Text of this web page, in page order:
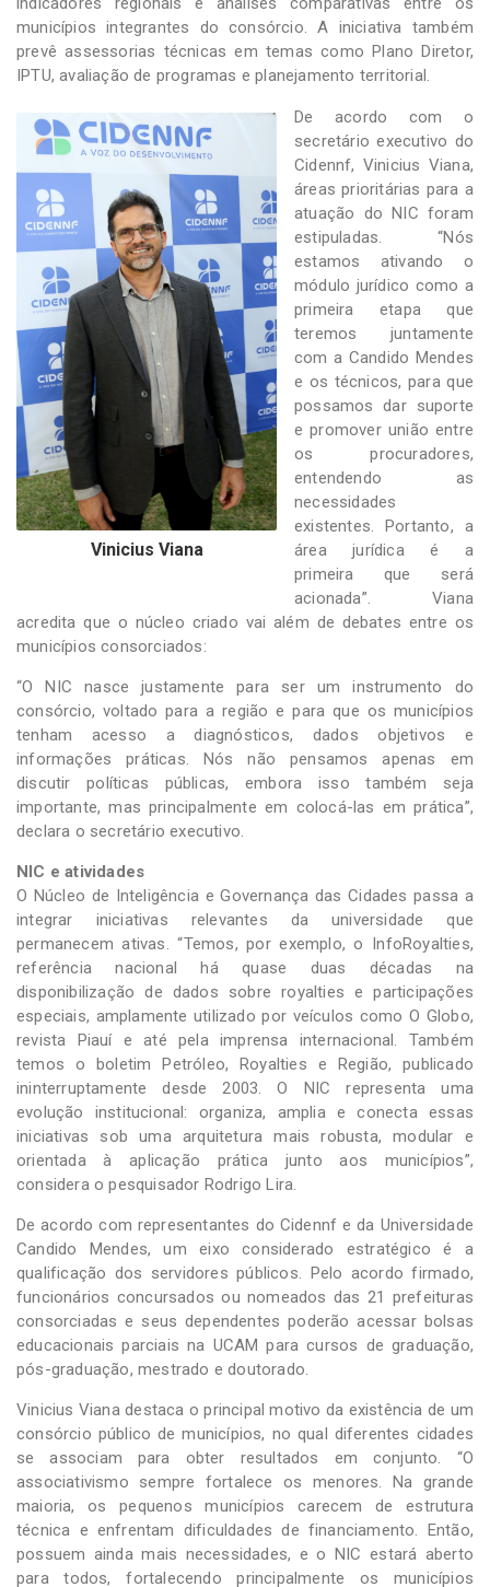
municípios integrantes do consórcio. A iniciativa também
prevê assessorias técnicas em temas como Plano Diretor,
IPTU, avaliação de programas e planejamento territorial.
Vinicius Viana
De acordo com o
secretário executivo do
Cidennf, Vinicius Viana,
áreas prioritárias para a
atuação do NIC foram
estipuladas. “Nós
estamos ativando o
módulo jurídico como a
primeira etapa que
teremos juntamente
com a Candido Mendes
e os técnicos, para que
possamos dar suporte
e promover união entre
os procuradores,
entendendo as
necessidades
existentes. Portanto, a
área jurídica é a
primeira que será
acionada”. Viana
acredita que o núcleo criado vai além de debates entre os
municípios consorciados:
“O NIC nasce justamente para ser um instrumento do
consórcio, voltado para a região e para que os municípios
tenham acesso a diagnósticos, dados objetivos e
informações práticas. Nós não pensamos apenas em
discutir políticas públicas, embora isso também seja
importante, mas principalmente em colocá-las em prática”,
declara o secretário executivo.
NIC e atividades
O Núcleo de Inteligência e Governança das Cidades passa a
integrar iniciativas relevantes da universidade que
permanecem ativas. “Temos, por exemplo, o InfoRoyalties,
referência nacional há quase duas décadas na
disponibilização de dados sobre royalties e participações
especiais, amplamente utilizado por veículos como O Globo,
revista Piauí e até pela imprensa internacional. Também
temos o boletim Petróleo, Royalties e Região, publicado
ininterruptamente desde 2003. O NIC representa uma
evolução institucional: organiza, amplia e conecta essas
iniciativas sob uma arquitetura mais robusta, modular e
orientada à aplicação prática junto aos municípios”,
considera o pesquisador Rodrigo Lira.
De acordo com representantes do Cidennf e da Universidade
Candido Mendes, um eixo considerado estratégico é a
qualificação dos servidores públicos. Pelo acordo firmado,
funcionários concursados ou nomeados das 21 prefeituras
consorciadas e seus dependentes poderão acessar bolsas
educacionais parciais na UCAM para cursos de graduação,
pós-graduação, mestrado e doutorado.
Vinicius Viana destaca o principal motivo da existência de um
consórcio público de municípios, no qual diferentes cidades
se associam para obter resultados em conjunto. “O
associativismo sempre fortalece os menores. Na grande
maioria, os pequenos municípios carecem de estrutura
técnica e enfrentam dificuldades de financiamento. Então,
possuem ainda mais necessidades, e o NIC estará aberto
para todos, fortalecendo principalmente os municípios